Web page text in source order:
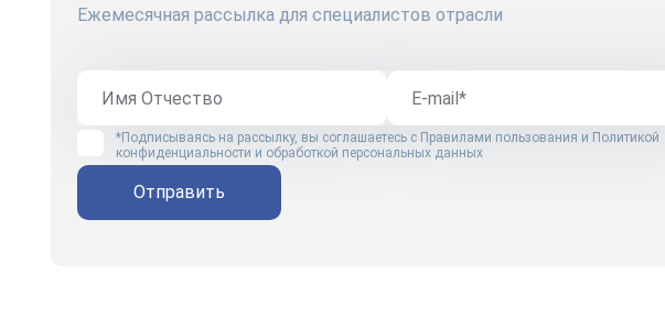
Ежемесячная рассылка для специалистов отрасли
*Подписываясь на рассылку, вы соглашаетесь с Правилами пользования и Политикой
конфиденциальности и обработкой персональных данных
Отправить